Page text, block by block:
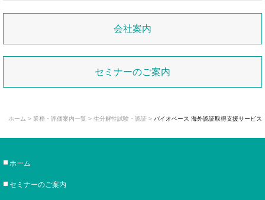
会社案内
セミナーのご案内
ホーム > 業務・評価案内一覧 > 生分解性試験・認証 > バイオベース 海外認証取得支援サービス
ホーム
セミナーのご案内